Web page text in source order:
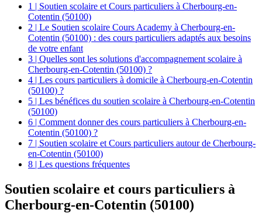
1 | Soutien scolaire et Cours particuliers à Cherbourg-en-
Cotentin (50100)
2 | Le Soutien scolaire Cours Academy à Cherbourg-en-
Cotentin (50100) : des cours particuliers adaptés aux besoins
de votre enfant
3 | Quelles sont les solutions d'accompagnement scolaire à
Cherbourg-en-Cotentin (50100) ?
4 | Les cours particuliers à domicile à Cherbourg-en-Cotentin
(50100) ?
5 | Les bénéfices du soutien scolaire à Cherbourg-en-Cotentin
(50100)
6 | Comment donner des cours particuliers à Cherbourg-en-
Cotentin (50100) ?
7 | Soutien scolaire et Cours particuliers autour de Cherbourg-
en-Cotentin (50100)
8 | Les questions fréquentes
Soutien scolaire et cours particuliers à
Cherbourg-en-Cotentin (50100)